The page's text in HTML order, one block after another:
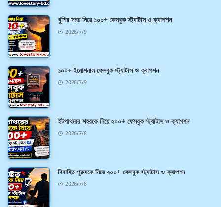
খুশির সময় নিয়ে ১০০+ ফেসবুক স্ট্যাটাস ও ক্যাপশন
2026/7/9
১০০+ ইমোশনাল ফেসবুক স্ট্যাটাস ও ক্যাপশন
2026/7/9
ইটপাথরের শহরকে নিয়ে ২০০+ ফেসবুক স্ট্যাটাস ও ক্যাপশন
2026/7/8
বিবাহিত পুরুষকে নিয়ে ২০০+ ফেসবুক স্ট্যাটাস ও ক্যাপশন
2026/7/8